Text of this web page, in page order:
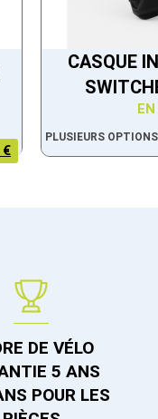
€
CASQUE
PLUSIEURS OPTIONS
DE VÉLO
5 ANS
POUR LES